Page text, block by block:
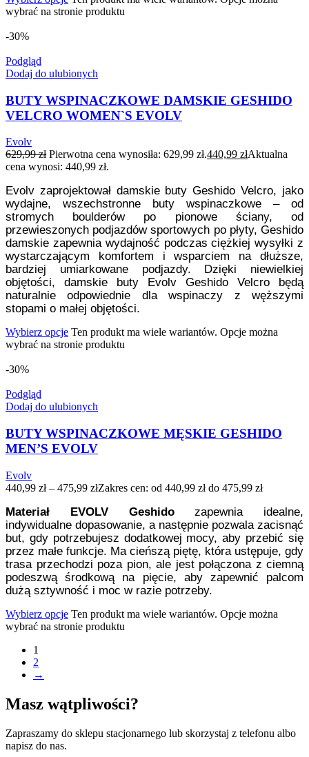
wybrać na stronie produktu
-30%
Podgląd
Dodaj do ulubionych
BUTY WSPINACZKOWE DAMSKIE GESHIDO
VELCRO WOMEN`S EVOLV
Evolv
629,99zł Pierwotna cena wynosiła: 629,99 zł.440,99 złAktualna
cena wynosi: 440,99 zł.
Evolv zaprojektował damskie buty Geshido Velcro, jako
wydajne, wszechstronne buty wspinaczkowe – od
stromych boulderów po pionowe ściany, od
przewieszonych podjazdów sportowych po płyty, Geshido
damskie zapewnia wydajność podczas ciężkiej wysyłki z
wystarczającym komfortem i wsparciem na dłuższe,
bardziej umiarkowane podjazdy. Dzięki niewielkiej
objętości, damskie buty Evolv Geshido Velcro będą
naturalnie odpowiednie dla wspinaczy z węższymi
stopami o małej objętości.
Wybierz opcje Ten produkt ma wiele wariantów. Opcje można
wybrać na stronie produktu
-30%
Podgląd
Dodaj do ulubionych
BUTY WSPINACZKOWE MĘSKIE GESHIDO
MEN’S EVOLV
Evolv
440,99 zł – 475,99 złZakres cen: od 440,99 zł do 475,99 zł
Materiał EVOLV Geshidozapewnia idealne,
indywidualne dopasowanie, a następnie pozwala zacisnąć
but, gdy potrzebujesz dodatkowej mocy, aby przebić się
przez małe funkcje. Ma cieńszą piętę, która ustępuje, gdy
trasa przechodzi poza pion, ale jest połączona z ciemną
podeszwą środkową na pięcie, aby zapewnić palcom
dużą sztywność i moc w razie potrzeby.
Wybierz opcje Ten produkt ma wiele wariantów. Opcje można
wybrać na stronie produktu
1
2
→
Masz wątpliwości?
Zapraszamy do sklepu stacjonarnego lub skorzystaj z telefonu albo
napisz do nas.